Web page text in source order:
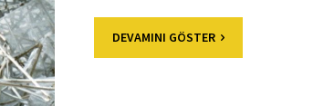
DEVAMINI GÖSTER